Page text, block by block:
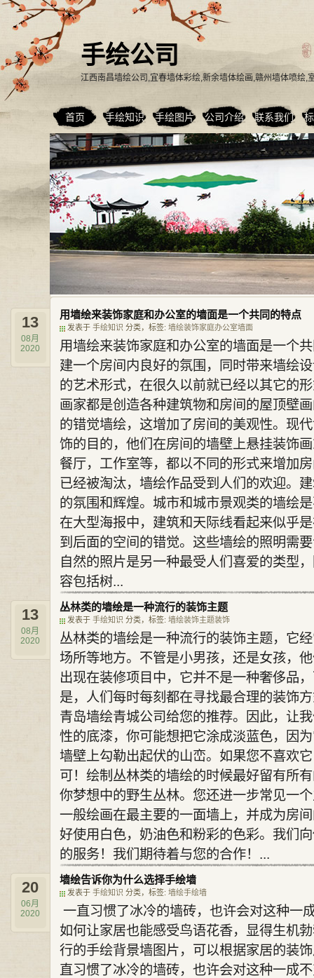
手绘公司
江西南昌墙绘公司,宜春墙体彩绘,新余墙体绘画,赣州墙体喷绘,
首页 手绘知识 手绘图片 公司介绍 联系我们
用墙绘来装饰家庭和办公室的墙面是一个共同的特点
发表于 手绘知识 分类，标签: 墙绘装饰家庭办公室墙面
13
08月
2020
用墙绘来装饰家庭和办公室的墙面是一个
建一个房间内良好的氛围，同时带来墙绘
的艺术形式，在很久以前就已经以其它的
画家都是创造各种建筑物和房间的屋顶壁
的错觉墙绘，这增加了房间的美观性。现
饰的目的，他们在房间的墙壁上悬挂装饰
餐厅，工作室等，都以不同的形式来增加
已经被淘汰，墙绘作品受到人们的欢迎。
的氛围和辉煌。城市和城市景观类的墙绘
在大型海报中，建筑和天际线看起来似乎
到后面的空间的错觉。这些墙绘的照明需
自然的照片是另一种最受人们喜爱的类型
容包括树...
丛林类的墙绘是一种流行的装饰主题
发表于 手绘知识 分类，标签: 墙绘装饰主题装饰
13
08月
2020
丛林类的墙绘是一种流行的装饰主题，它
场所等地方。不管是小男孩，还是女孩，
出现在装修项目中，它并不是一种奢侈品
是，人们每时每刻都在寻找最合理的装饰
青岛墙绘青城公司给您的推荐。因此，让
性的底漆，你可能想把它涂成淡蓝色，因
墙壁上勾勒出起伏的山峦。如果您不喜欢
可！绘制丛林类的墙绘的时候最好留有所
你梦想中的野生丛林。您还进一步常见一
一般绘画在最主要的一面墙上，并成为房
好使用白色，奶油色和粉彩的色彩。我们
的服务！我们期待着与您的合作！...
墙绘告诉你为什么选择手绘墙
发表于 手绘知识 分类，标签: 墙绘手绘墙
20
06月
2020
一直习惯了冰冷的墙砖，也许会对这种一
如何让家居也能感受鸟语花香，显得生机
行的手绘背景墙图片，可以根据家居的
直习惯了冰冷的墙砖，也许会对这种一成